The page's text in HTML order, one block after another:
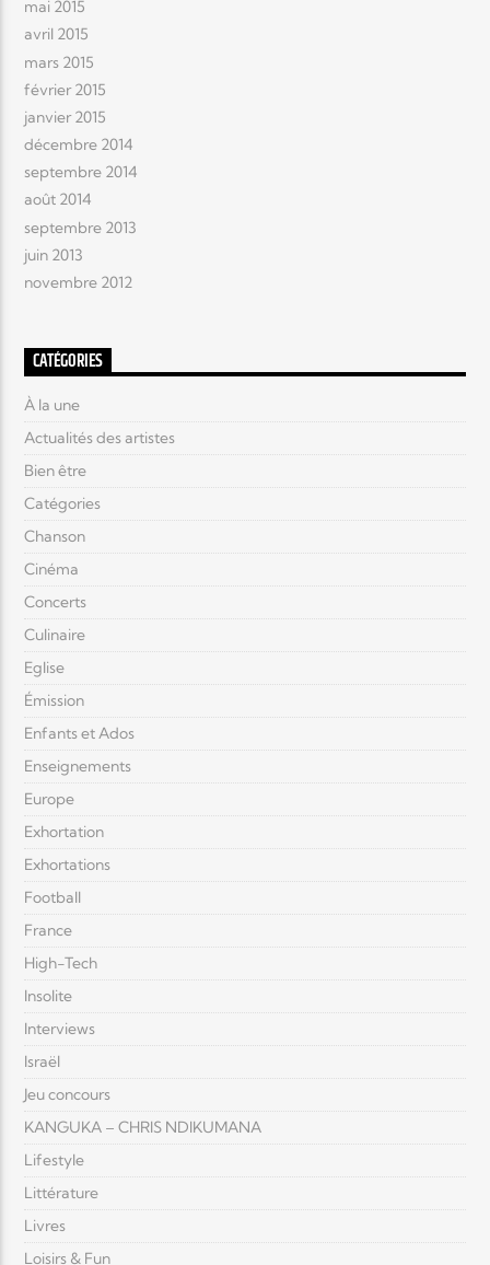
mai 2015
avril 2015
mars 2015
février 2015
janvier 2015
décembre 2014
septembre 2014
août 2014
septembre 2013
juin 2013
novembre 2012
CATÉGORIES
À la une
Actualités des artistes
Bien être
Catégories
Chanson
Cinéma
Concerts
Culinaire
Eglise
Émission
Enfants et Ados
Enseignements
Europe
Exhortation
Exhortations
Football
France
High-Tech
Insolite
Interviews
Israël
Jeu concours
KANGUKA – CHRIS NDIKUMANA
Lifestyle
Littérature
Livres
Loisirs & Fun